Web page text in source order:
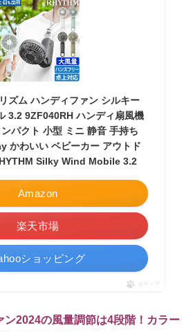
ズム ハンディファン シルキー
3.2 9ZF040RH ハンディ扇風機
パクト 小型 ミニ 静音 手持ち
かわいい ベビーカー アウトド
Silky Wind Mobile 3.2
Amazon
楽天市場
ショッピング
ポチップ
2024の風量調節は4段階！カラー